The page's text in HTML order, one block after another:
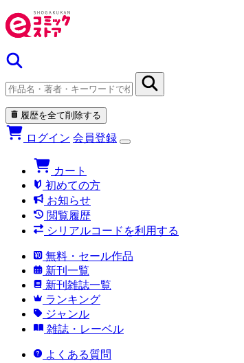
履歴を全て削除する
ログイン 会員登録
カート
初めての方
お知らせ
閲覧履歴
シリアルコードを利用する
無料・セール作品
新刊一覧
新刊雑誌一覧
ランキング
ジャンル
雑誌・レーベル
よくある質問